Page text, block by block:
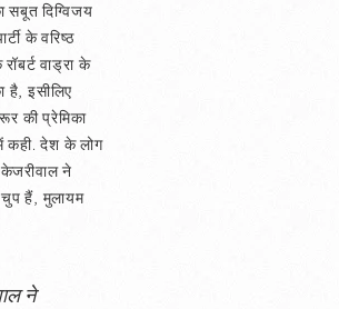
सबूत दिग्विजय
के वरिष्ठ
वाड्रा के
है, इसीलिए
की प्रेमिका
कही. देश के लोग
ने
चुप हैं, मुलायम
ने